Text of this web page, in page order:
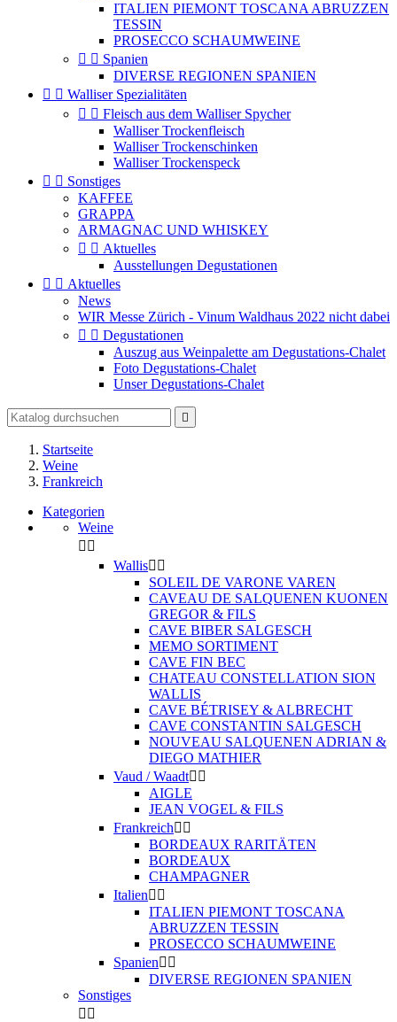
ITALIEN PIEMONT TOSCANA ABRUZZEN
TESSIN
PROSECCO SCHAUMWEINE
  Spanien
DIVERSE REGIONEN SPANIEN
  Walliser Spezialitäten
  Fleisch aus dem Walliser Spycher
Walliser Trockenfleisch
Walliser Trockenschinken
Walliser Trockenspeck
  Sonstiges
KAFFEE
GRAPPA
ARMAGNAC UND WHISKEY
  Aktuelles
Ausstellungen Degustationen
  Aktuelles
News
WIR Messe Zürich - Vinum Waldhaus 2022 nicht dabei
  Degustationen
Auszug aus Weinpalette am Degustations-Chalet
Foto Degustations-Chalet
Unser Degustations-Chalet

Startseite
Weine
Frankreich
Kategorien
Weine
 
Wallis 
SOLEIL DE VARONE VAREN
CAVEAU DE SALQUENEN KUONEN
GREGOR & FILS
CAVE BIBER SALGESCH
MEMO SORTIMENT
CAVE FIN BEC
CHATEAU CONSTELLATION SION
WALLIS
CAVE BÉTRISEY & ALBRECHT
CAVE CONSTANTIN SALGESCH
NOUVEAU SALQUENEN ADRIAN &
DIEGO MATHIER
Vaud / Waadt 
AIGLE
JEAN VOGEL & FILS
Frankreich 
BORDEAUX RARITÄTEN
BORDEAUX
CHAMPAGNER
Italien 
ITALIEN PIEMONT TOSCANA
ABRUZZEN TESSIN
PROSECCO SCHAUMWEINE
Spanien 
DIVERSE REGIONEN SPANIEN
Sonstiges
 